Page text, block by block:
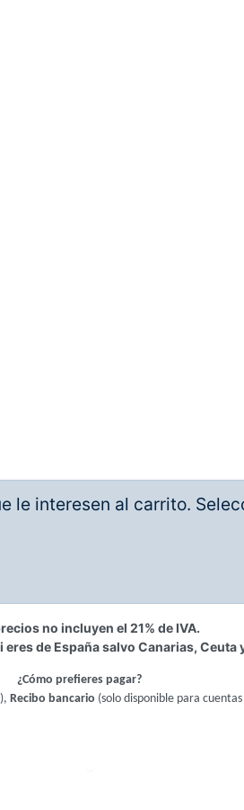
interesen al carrito.
no incluyen el 21% de IVA.
eres de España salvo Canarias, Ceuta
¿Cómo prefieres pagar?
Recibo bancario (solo disponible para cuentas